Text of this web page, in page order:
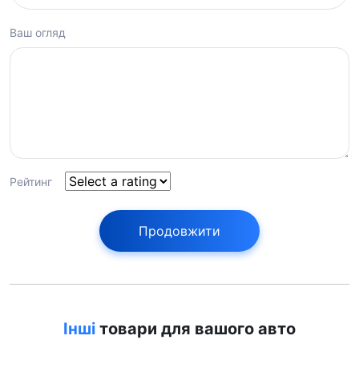
Ваш огляд
Рейтинг
Продовжити
Інші товари для вашого авто